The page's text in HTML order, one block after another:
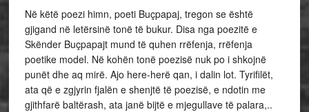
Në këtë poezi himn, poeti Buçpapaj, tregon se është
gjigand në letërsinë tonë të bukur. Disa nga poezitë e
Skënder Buçpapajt mund të quhen rrëfenja, rrëfenja
poetike model. Në kohën tonë poezisë nuk po i shkojnë
punët dhe aq mirë. Ajo here-herë qan, i dalin lot. Tyrifilët,
ata që e zgjyrin fjalën e shenjtë të poezisë, e ndotin me
gjithfarë baltërash, ata janë bijtë e mjegullave të palara,..